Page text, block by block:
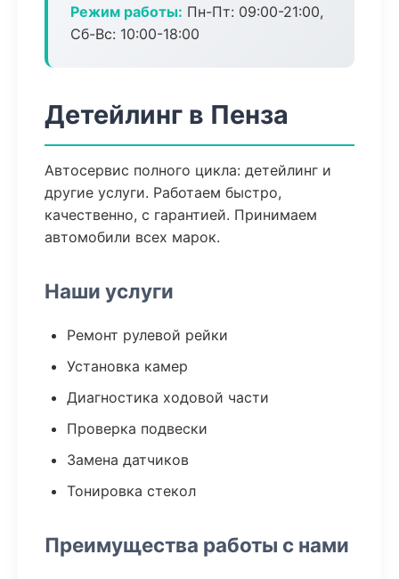
Режим работы: Пн-Пт: 09:00-21:00,
Сб-Вс: 10:00-18:00
Детейлинг в Пенза
Автосервис полного цикла: детейлинг и
другие услуги. Работаем быстро,
качественно, с гарантией. Принимаем
автомобили всех марок.
Наши услуги
Ремонт рулевой рейки
Установка камер
Диагностика ходовой части
Проверка подвески
Замена датчиков
Тонировка стекол
Преимущества работы с нами